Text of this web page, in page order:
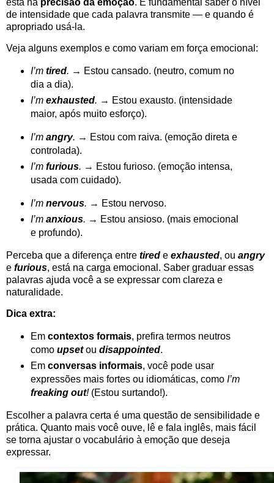
de intensidade que cada palavra transmite — e quando é
apropriado usá-la.
Veja alguns exemplos e como variam em força emocional:
I’m tired. → Estou cansado. (neutro, comum no
dia a dia).
I’m exhausted. → Estou exausto. (intensidade
maior, após muito esforço).
I’m angry. → Estou com raiva. (emoção direta e
controlada).
I’m furious. → Estou furioso. (emoção intensa,
usada com cuidado).
I’m nervous. → Estou nervoso.
I’m anxious. → Estou ansioso. (mais emocional
e profundo).
Perceba que a diferença entre tired e exhausted, ou angry
e furious, está na carga emocional. Saber graduar essas
palavras ajuda você a se expressar com clareza e
naturalidade.
Dica extra:
Em contextos formais, prefira termos neutros
como upsetou disappointed.
Em conversas informais, você pode usar
expressões mais fortes ou idiomáticas, como I’m
freaking out!(Estou surtando!).
Escolher a palavra certa é uma questão de sensibilidade e
prática. Quanto mais você ouve, lê e fala inglês, mais fácil
se torna ajustar o vocabulário à emoção que deseja
expressar.